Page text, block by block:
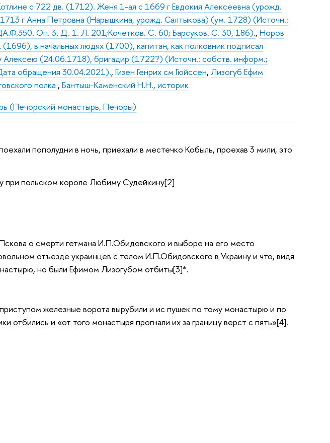
с 722 дв. (1712). Женя 1-ая с 1669 г Евдокия Алексеевна (урожд.
г Анна Петровна (Нарышкина, урожд. Салтыкова) (ум. 1728) (Источн.:
Оп. 3. Д. 1. Л. 201;Кочетков. С. 60; Барсуков. С. 30, 186).,Норов
(1696), в начальных людях (1700), капитан, как полковник подписал
Алексею (24.06.1718), бригадир (1722?) (Источн.: собств. информ.;
обращения 30.04.2021).,Гизен Генрих см Гюйссен,Лизогуб Ефим
полка ,Бантыш-Каменский Н.Н., историк
(Печорский монастырь, Печоры)
пополудни в ночь, приехали в местечко Кобыль, проехав 3 мили, это
при польском короле Любиму Судейкину[2]
о смерти гетмана И.П.Обидовского и выборе на его место
отъезде украинцев с телом И.П.Обидовского в Украину и что, видя
но были Ефимом Лизогубом отбиты[3]*.
железные ворота вырубили и ис пушек по тому монастырю и по
отбились и «от того монастыря прогнали их за границу верст с пять»[4].